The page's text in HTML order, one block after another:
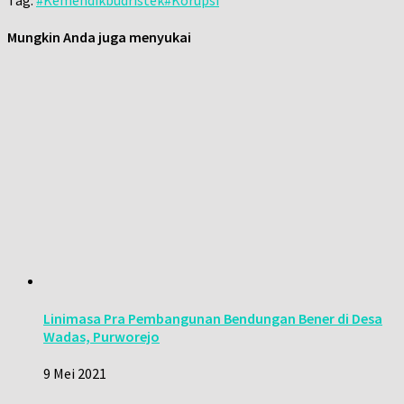
Mungkin Anda juga menyukai
Linimasa Pra Pembangunan Bendungan Bener di Desa
Wadas, Purworejo
9 Mei 2021